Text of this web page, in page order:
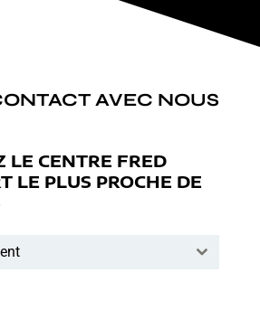
AVEC NOUS
LE CENTRE FRED
LE PLUS PROCHE DE